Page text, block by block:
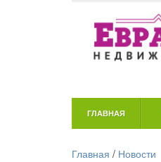
ГЛАВНАЯ
Главная / Новости